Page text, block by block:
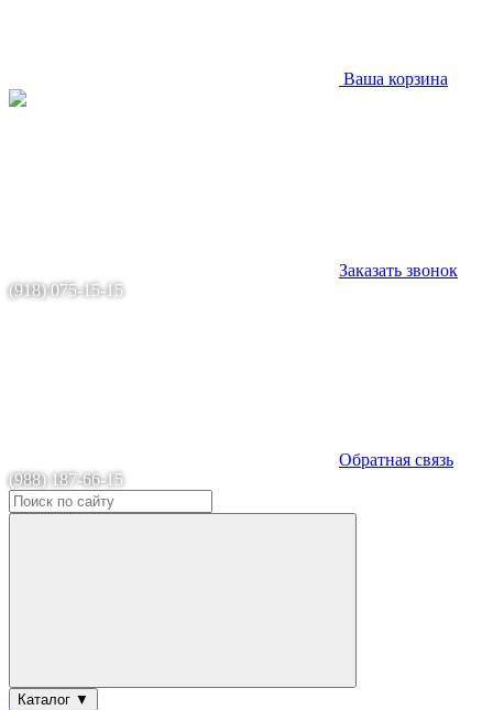
Ваша корзина
Заказать звонок
(918) 075-15-15
Обратная связь
(988) 187-66-15
Каталог ▼